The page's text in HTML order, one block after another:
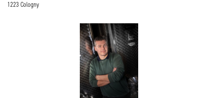
1223 Cologny